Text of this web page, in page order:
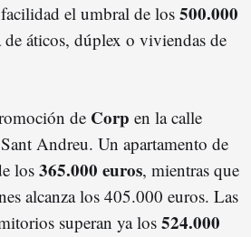
el umbral de los 500.000
de áticos, dúplex o viviendas de
de Corp en la calle
Andreu. Un apartamento de
los 365.000 euros, mientras que
alcanza los 405.000 euros. Las
superan ya los 524.000